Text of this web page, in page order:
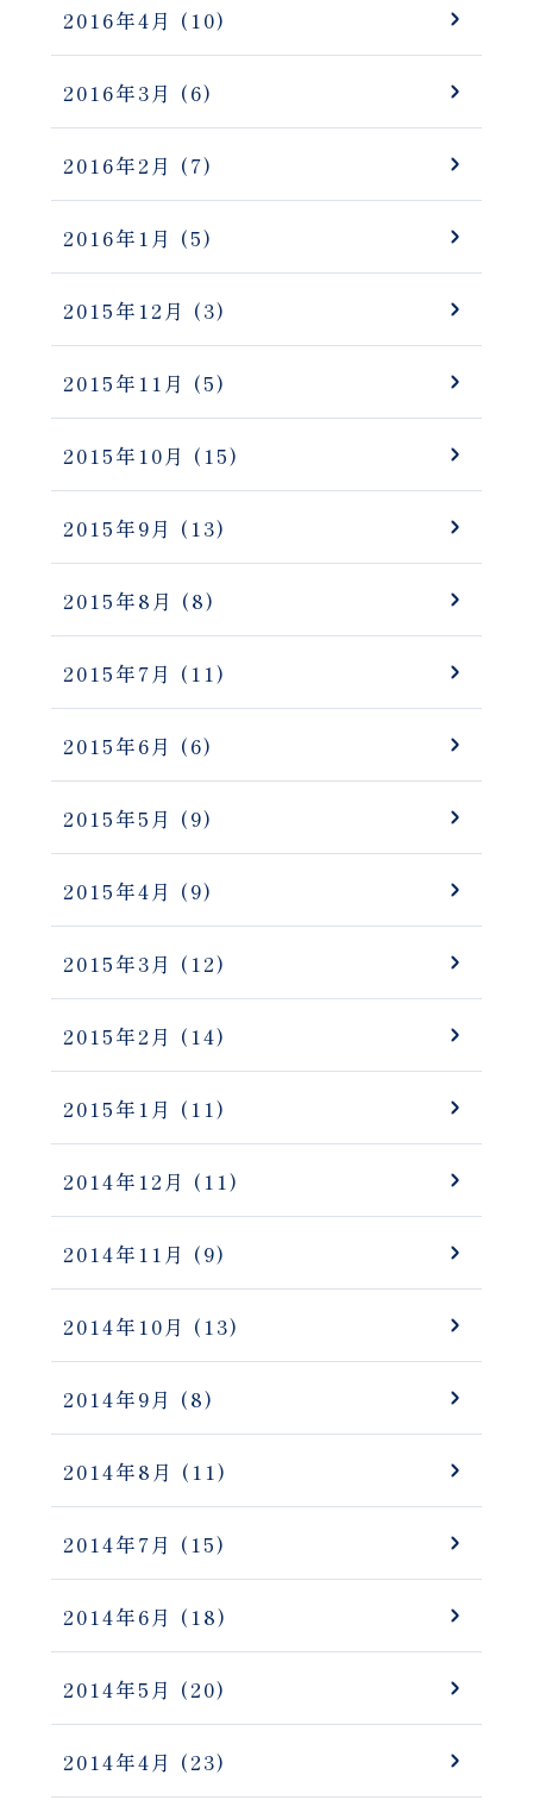
2016年4月 (10)
2016年3月 (6)
2016年2月 (7)
2016年1月 (5)
2015年12月 (3)
2015年11月 (5)
2015年10月 (15)
2015年9月 (13)
2015年8月 (8)
2015年7月 (11)
2015年6月 (6)
2015年5月 (9)
2015年4月 (9)
2015年3月 (12)
2015年2月 (14)
2015年1月 (11)
2014年12月 (11)
2014年11月 (9)
2014年10月 (13)
2014年9月 (8)
2014年8月 (11)
2014年7月 (15)
2014年6月 (18)
2014年5月 (20)
2014年4月 (23)